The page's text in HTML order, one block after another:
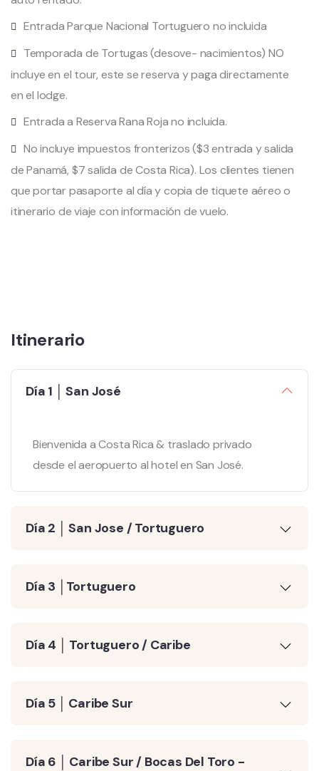
Entrada Parque Nacional Tortuguero no incluida
Temporada de Tortugas (desove- nacimientos) NO
incluye en el tour, este se reserva y paga directamente
en el lodge.
Entrada a Reserva Rana Roja no incluida.
No incluye impuestos fronterizos ($3 entrada y salida
de Panamá, $7 salida de Costa Rica). Los clientes tienen
que portar pasaporte al día y copia de tiquete aéreo o
itinerario de viaje con información de vuelo.
Itinerario
Día 1 │ San José
Bienvenida a Costa Rica & traslado privado
desde el aeropuerto al hotel en San José.
Día 2 │ San Jose / Tortuguero
Día 3 │Tortuguero
Día 4 │ Tortuguero / Caribe
Día 5 │ Caribe Sur
Día 6 │ Caribe Sur / Bocas Del Toro -